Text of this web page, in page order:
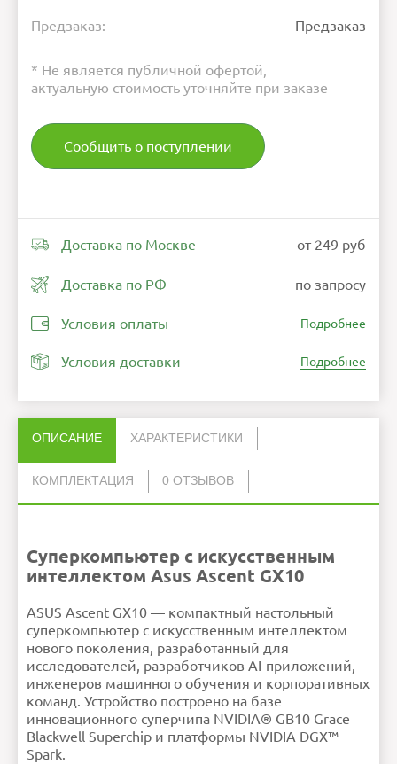
Предзаказ: Предзаказ
* Не является публичной офертой,
актуальную стоимость уточняйте при заказе
Сообщить о поступлении
Доставка по Москве от 249 руб
Доставка по РФ по запросу
Условия оплаты Подробнее
Условия доставки Подробнее
ОПИСАНИЕ ХАРАКТЕРИСТИКИ
КОМПЛЕКТАЦИЯ 0 ОТЗЫВОВ
Суперкомпьютер с искусственным
интеллектом Asus Ascent GX10
ASUS Ascent GX10 — компактный настольный
суперкомпьютер с искусственным интеллектом
нового поколения, разработанный для
исследователей, разработчиков AI-приложений,
инженеров машинного обучения и корпоративных
команд. Устройство построено на базе
инновационного суперчипа NVIDIA® GB10 Grace
Blackwell Superchip и платформы NVIDIA DGX™
Spark.
AI-
производительность:
До 1 петафлопса
Графический
процессор
NVIDIA Blackwell
Габариты 150 x 150 x 51 мм
Оперативная память 128
Тип оперативной
памяти
ARM v9.2-A (GB10)
Частота процессора 5.2ГГц
Ошибка в описании?
обычный текст!
Продолжить